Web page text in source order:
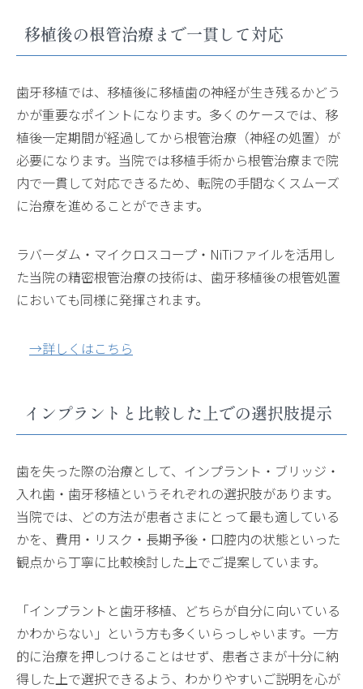
移植後の根管治療まで一貫して対応
歯牙移植では、移植後に移植歯の神経が生き残るかどう
かが重要なポイントになります。多くのケースでは、移
植後一定期間が経過してから根管治療（神経の処置）が
必要になります。当院では移植手術から根管治療まで院
内で一貫して対応できるため、転院の手間なくスムーズ
に治療を進めることができます。
ラバーダム・マイクロスコープ・NiTiファイルを活用し
た当院の精密根管治療の技術は、歯牙移植後の根管処置
においても同様に発揮されます。
→詳しくはこちら
インプラントと比較した上での選択肢提示
歯を失った際の治療として、インプラント・ブリッジ・
入れ歯・歯牙移植というそれぞれの選択肢があります。
当院では、どの方法が患者さまにとって最も適している
かを、費用・リスク・長期予後・口腔内の状態といった
観点から丁寧に比較検討した上でご提案しています。
「インプラントと歯牙移植、どちらが自分に向いている
かわからない」という方も多くいらっしゃいます。一方
的に治療を押しつけることはせず、患者さまが十分に納
得した上で選択できるよう、わかりやすいご説明を心が